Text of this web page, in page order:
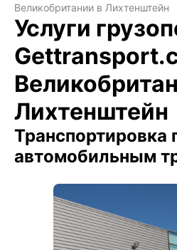
Великобритании в Лихтенштейн
Услуги
Лихтенштейн
Транспортировка
автомобильным